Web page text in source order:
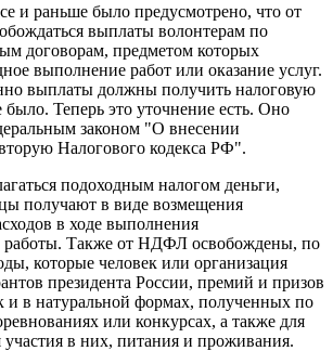
и раньше было предусмотрено, что от
выплаты волонтерам по
договорам, предметом которых
выполнение работ или оказание услуг.
выплаты должны получить налоговую
было. Теперь это уточнение есть. Оно
законом "О внесении
Налогового кодекса РФ".
подоходным налогом деньги,
получают в виде возмещения
в ходе выполнения
работы. Также от НДФЛ освобождены, по
которые человек или организация
президента России, премий и призов
и в натуральной формах, полученных по
или конкурсах, а также для
участия в них, питания и проживания.